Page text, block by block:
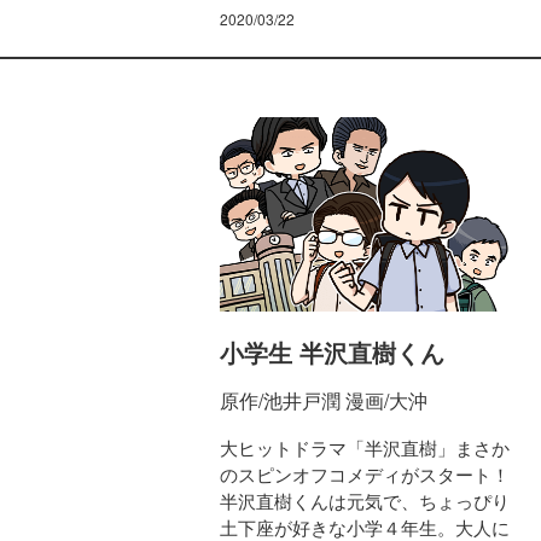
2020/03/22
小学生 半沢直樹くん
原作/池井戸潤 漫画/大沖
大ヒットドラマ「半沢直樹」まさか
のスピンオフコメディがスタート！
半沢直樹くんは元気で、ちょっぴり
土下座が好きな小学４年生。大人に